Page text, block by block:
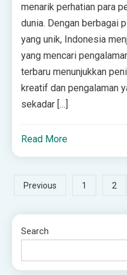
menarik perhatian para
dunia. Dengan berbagai
yang unik, Indonesia
yang mencari
terbaru menunjukkan
kreatif dan pengalaman
sekadar […]
Read More
Posts
pagination
Previous 1 2
Search